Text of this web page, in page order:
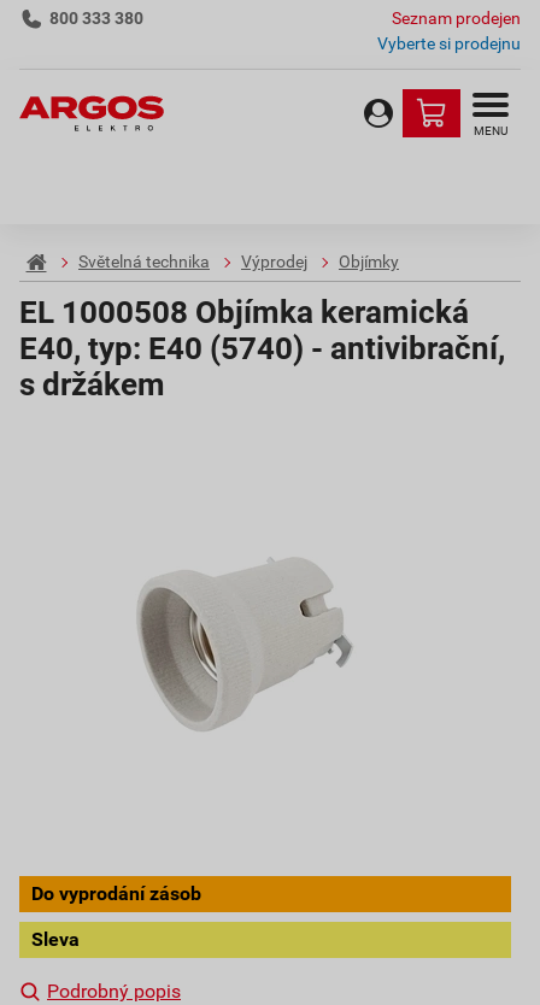
800 333 380
Seznam prodejen
Vyberte si prodejnu
MENU
Světelná technika Výprodej Objímky
EL 1000508 Objímka keramická
E40, typ: E40 (5740) - antivibrační,
s držákem
Do vyprodání zásob
Sleva
Podrobný popis